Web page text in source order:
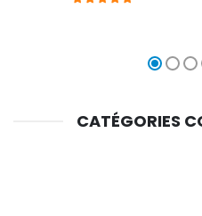
CATÉGORIES